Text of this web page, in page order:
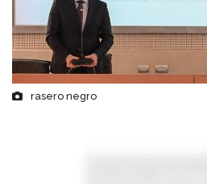
rasero negro